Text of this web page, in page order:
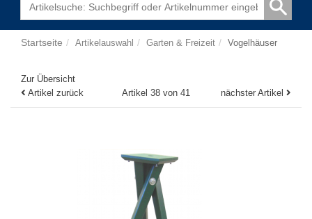
Startseite Artikelauswahl Garten & Freizeit Vogelhäuser
Zur Übersicht
Artikel zurück
Artikel 38 von 41 nächster Artikel